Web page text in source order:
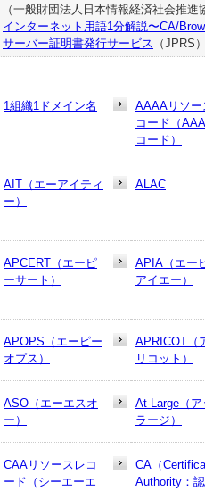
（一般財団法人日本情報経済社会推進
インターネット用語1分解説〜CA/
サーバー証明書発行サービス （JPRS）
1組織1ドメイン名
AAAAリソー
コード（
コード）
AIT（エーアイティ
ー）
ALAC
APCERT（エーピ
ーサート）
APIA（エー
アイエー）
APOPS（エーピー
オプス）
APRICOT（
リコット）
ASO（エーエスオ
ー）
At-Large（ア
ラージ）
CAAリソースレコ
ード（シーエーエ
CA（
Authority：